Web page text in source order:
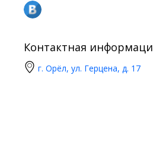
Контактная
г. Орёл, ул. Герцена, д. 17